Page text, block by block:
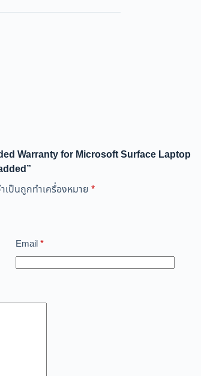
Warranty for Microsoft Surface Laptop
เป็นถูกทำเครื่องหมาย *
Email*